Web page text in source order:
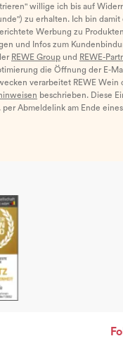
willige ich bis auf
zu erhalten. Ich bin damit
Werbung zu
und Infos zum
REWE Group und REWE-
die Öffnung der E-
verarbeitet REWE
beschrieben. Diese
Abmeldelink am Ende